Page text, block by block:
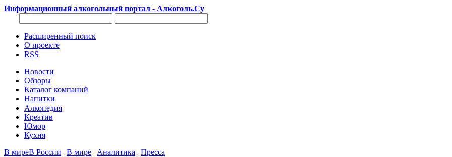
Информационный алкогольный портал - Алкоголь.Су
Расширенный поиск
О проекте
RSS
Новости
Обзоры
Каталог компаний
Напитки
Алкопедия
Креатив
Юмор
Кухня
В миреВ России | В мире | Аналитика | Пресса